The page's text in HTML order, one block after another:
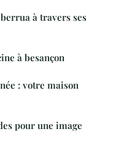
à travers ses
à besançon
: votre maison
pour une image